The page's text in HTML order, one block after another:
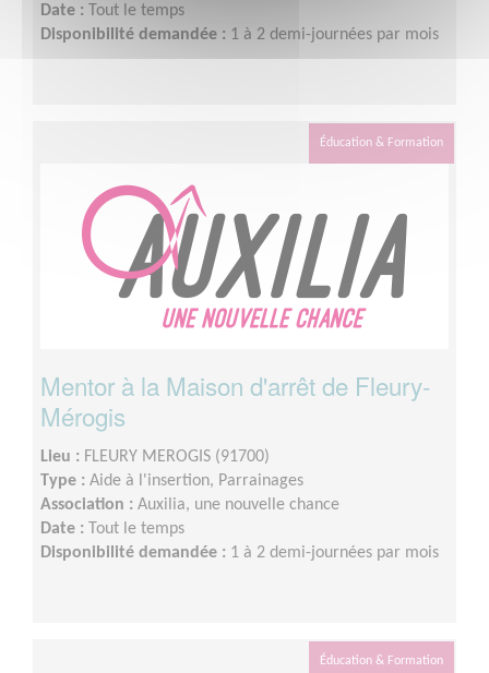
Date :
Tout le temps
Disponibilité demandée : 1 à 2 demi-journées par mois
Éducation & Formation
Mentor à la Maison d'arrêt de Fleury-
Mérogis
Lieu : FLEURY MEROGIS (91700)
Type : Aide à l'insertion, Parrainages
Association : Auxilia, une nouvelle chance
Date :
Tout le temps
Disponibilité demandée : 1 à 2 demi-journées par mois
Éducation & Formation